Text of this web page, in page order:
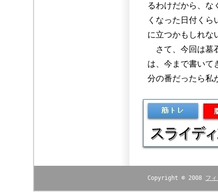
るわけだから、な
くなった日付く
に立つかもしれな
さて、今回は墓
は、今まで書いて
分の番だったら私
Copyright © 2008 フ